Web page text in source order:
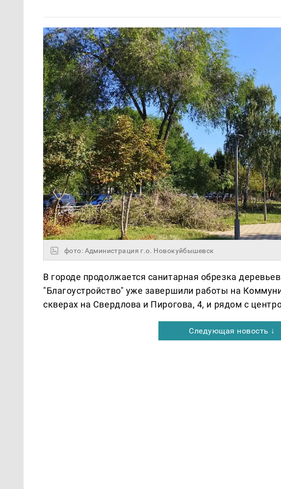
фото: Администрация г.о. Новокуйбышевск
В городе продолжается санитарная обрезка
"Благоустройство" уже завершили работы на
скверах на Свердлова и Пирогова, 4, и рядом с
Следующая новость ↓